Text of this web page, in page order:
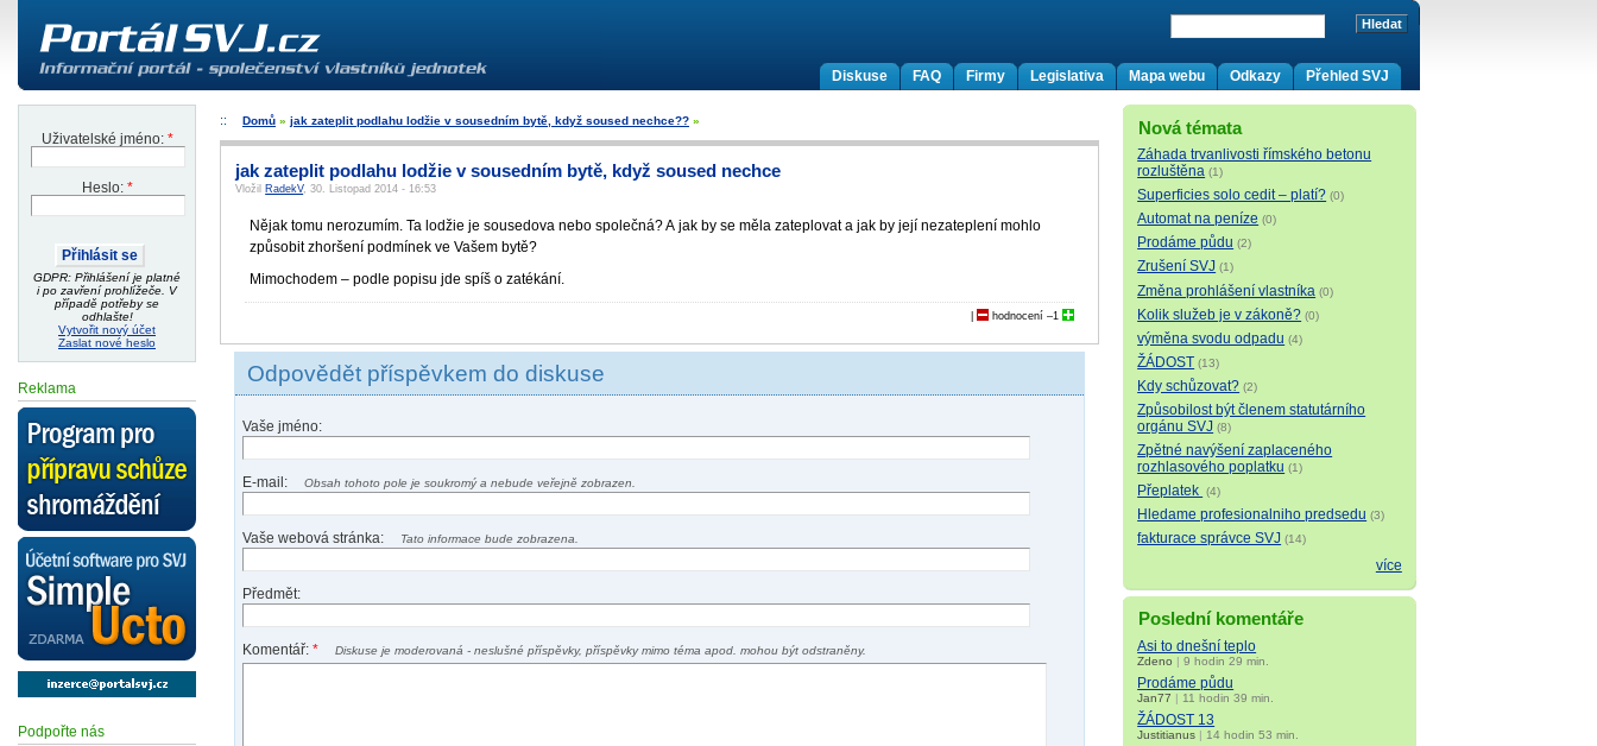
Přehled SVJ
Odkazy
Mapa webu
Legislativa
Firmy
FAQ
Diskuse
Uživatelské jméno: *
Heslo: *
GDPR: Přihlášení je platné
i po zavření prohlížeče. V
případě potřeby se
odhlašte!
Vytvořit nový účet
Zaslat nové heslo
Reklama
Podpořte nás
Nová témata
Záhada trvanlivosti římského betonu
rozluštěna (1)
Superficies solo cedit – platí? (0)
Automat na peníze (0)
Prodáme půdu (2)
Zrušení SVJ (1)
Změna prohlášení vlastníka (0)
Kolik služeb je v zákoně? (0)
výměna svodu odpadu (4)
ŽÁDOST (13)
Kdy schůzovat? (2)
Způsobilost být členem statutárního
orgánu SVJ (8)
Zpětné navýšení zaplaceného
rozhlasového poplatku (1)
Přeplatek (4)
Hledame profesionalniho predsedu (3)
fakturace správce SVJ (14)
více
Poslední komentáře
Asi to dnešní teplo
Zdeno |9 hodin 29 min.
Prodáme půdu
Jan77 | 11 hodin 39 min.
ŽÁDOST 13
Justitianus | 14 hodin 53 min.
Domů » jak zateplit podlahu lodžie v sousedním bytě, když soused nechce?? »
jak zateplit podlahu lodžie v sousedním bytě, když soused nechce
Vložil RadekV, 30. Listopad 2014 - 16:53
Nějak tomu nerozumím. Ta lodžie je sousedova nebo společná? A jak by se měla zateplovat a jak by její nezateplení mohlo
způsobit zhoršení podmínek ve Vašem bytě?
Mimochodem – podle popisu jde spíš o zatékání.
hodnocení –1
Odpovědět příspěvkem do diskuse
Vaše jméno:
E-mail: Obsah tohoto pole je soukromý a nebude veřejně zobrazen.
Vaše webová stránka: Tato informace bude zobrazena.
Předmět:
Komentář:* Diskuse je moderovaná - neslušné příspěvky, příspěvky mimo téma apod. mohou být odstraněny.